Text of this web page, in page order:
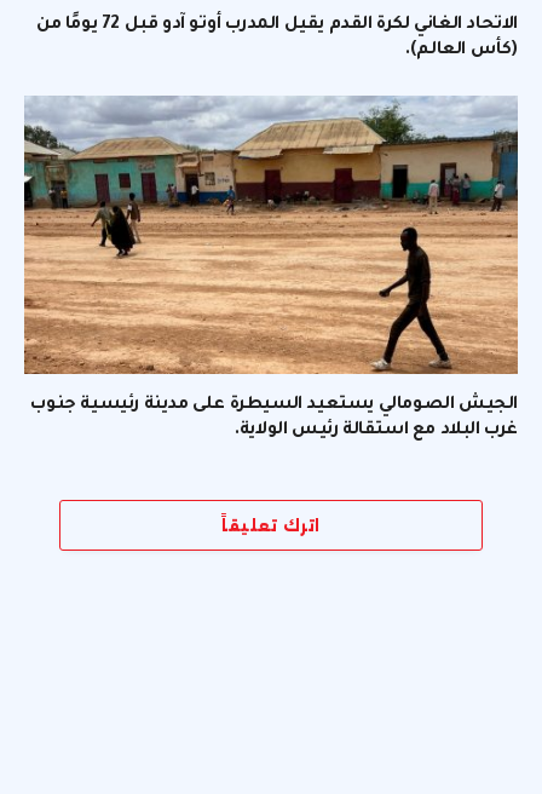
الاتحاد الغاني لكرة القدم يقيل المدرب أوتو آدو قبل 72 يومًا من
(كأس العالم).
الجيش الصومالي يستعيد السيطرة على مدينة رئيسية جنوب
غرب البلاد مع استقالة رئيس الولاية.
اترك تعليقاً